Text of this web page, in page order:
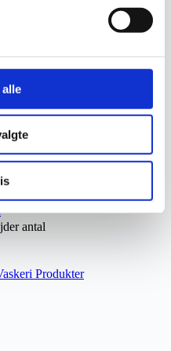
i 3 forskellige
623,13 til kr. 718,13
antal
Produkter